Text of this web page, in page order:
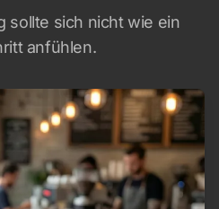
sollte sich nicht wie ein
anfühlen.